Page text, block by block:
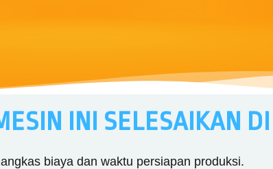
INI SELESAIKAN
biaya dan waktu persiapan produksi.